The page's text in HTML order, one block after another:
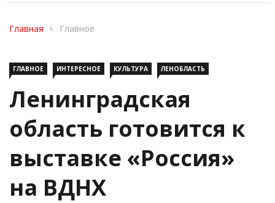
Главная Главное
ГЛАВНОЕ ИНТЕРЕСНОЕ КУЛЬТУРА ЛЕНОБЛАСТЬ
Ленинградская
область готовится к
выставке «Россия»
на ВДНХ